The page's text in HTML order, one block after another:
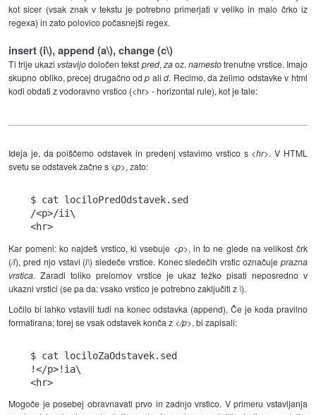
kot sicer (vsak znak v tekstu je potrebno primerjati v veliko in malo črko iz
regexa) in zato polovico počasnejši regex.
insert (i\), append (a\), change (c\)
Ti trije ukazi vstavijodoločen tekst pred,zaoz.namestotrenutne vrstice. Imajo
skupno obliko, precej drugačno odp alid. Recimo, da želimo odstavke v html
kodi obdati z vodoravno vrstico (<hr> - horizontal rule), kot je tale:
Ideja je, da poiščemo odstavek in predenj vstavimo vrstico s <hr>. V HTML
svetu se odstavek začne s <p>, zato:
$ cat lociloPredOdstavek.sed
/<p>/ii\
Kar pomeni: ko najdeš vrstico, ki vsebuje <p>, in to ne glede na velikost črk
(/i), pred njo vstavi (i\) sledeče vrstice. Konec sledečih vrstic označuje prazna
vrstica. Zaradi toliko prelomov vrstice je ukaz težko pisati neposredno v
ukazni vrstici (se pa da: vsako vrstico je potrebno zaključiti z \).
Ločilo bi lahko vstavili tudi na konec odstavka (append). Če je koda pravilno
formatirana; torej se vsak odstavek konča z </p>, bi zapisali:
$ cat lociloZaOdstavek.sed
!</p>!ia\
Mogoče je posebej obravnavati prvo in zadnjo vrstico. V primeru vstavljanja